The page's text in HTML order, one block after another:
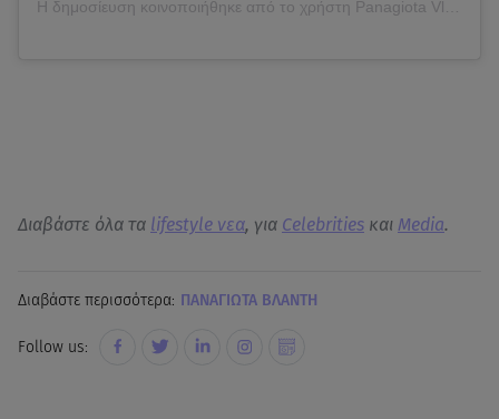
Διαβάστε όλα τα lifestyle νεα, για Celebrities και Media.
Διαβάστε περισσότερα: ΠΑΝΑΓΙΩΤΑ ΒΛΑΝΤΗ
Follow us: